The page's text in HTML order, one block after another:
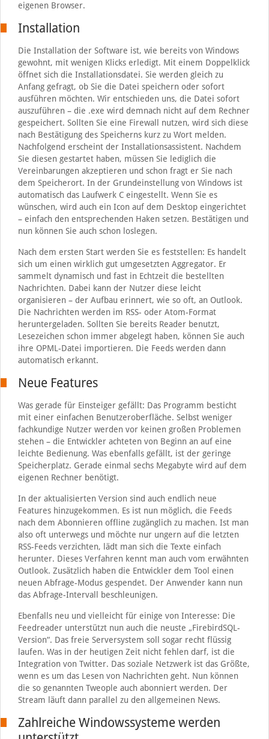
eigenen Browser.
Installation
Die Installation der Software ist, wie bereits von Windows
gewohnt, mit wenigen Klicks erledigt. Mit einem Doppelklick
öffnet sich die Installationsdatei. Sie werden gleich zu
Anfang gefragt, ob Sie die Datei speichern oder sofort
ausführen möchten. Wir entschieden uns, die Datei sofort
auszuführen – die .exe wird demnach nicht auf dem Rechner
gespeichert. Sollten Sie eine Firewall nutzen, wird sich diese
nach Bestätigung des Speicherns kurz zu Wort melden.
Nachfolgend erscheint der Installationsassistent. Nachdem
Sie diesen gestartet haben, müssen Sie lediglich die
Vereinbarungen akzeptieren und schon fragt er Sie nach
dem Speicherort. In der Grundeinstellung von Windows ist
automatisch das Laufwerk C eingestellt. Wenn Sie es
wünschen, wird auch ein Icon auf dem Desktop eingerichtet
– einfach den entsprechenden Haken setzen. Bestätigen und
nun können Sie auch schon loslegen.
Nach dem ersten Start werden Sie es feststellen: Es handelt
sich um einen wirklich gut umgesetzten Aggregator. Er
sammelt dynamisch und fast in Echtzeit die bestellten
Nachrichten. Dabei kann der Nutzer diese leicht
organisieren – der Aufbau erinnert, wie so oft, an Outlook.
Die Nachrichten werden im RSS- oder Atom-Format
heruntergeladen. Sollten Sie bereits Reader benutzt,
Lesezeichen schon immer abgelegt haben, können Sie auch
ihre OPML-Datei importieren. Die Feeds werden dann
automatisch erkannt.
Neue Features
Was gerade für Einsteiger gefällt: Das Programm besticht
mit einer einfachen Benutzeroberfläche. Selbst weniger
fachkundige Nutzer werden vor keinen großen Problemen
stehen – die Entwickler achteten von Beginn an auf eine
leichte Bedienung. Was ebenfalls gefällt, ist der geringe
Speicherplatz. Gerade einmal sechs Megabyte wird auf dem
eigenen Rechner benötigt.
In der aktualisierten Version sind auch endlich neue
Features hinzugekommen. Es ist nun möglich, die Feeds
nach dem Abonnieren offline zugänglich zu machen. Ist man
also oft unterwegs und möchte nur ungern auf die letzten
RSS-Feeds verzichten, lädt man sich die Texte einfach
herunter. Dieses Verfahren kennt man auch vom erwähnten
Outlook. Zusätzlich haben die Entwickler dem Tool einen
neuen Abfrage-Modus gespendet. Der Anwender kann nun
das Abfrage-Intervall beschleunigen.
Ebenfalls neu und vielleicht für einige von Interesse: Die
Feedreader unterstützt nun auch die neuste „FirebirdSQL-
Version“. Das freie Serversystem soll sogar recht flüssig
laufen. Was in der heutigen Zeit nicht fehlen darf, ist die
Integration von Twitter. Das soziale Netzwerk ist das Größte,
wenn es um das Lesen von Nachrichten geht. Nun können
die so genannten Tweople auch abonniert werden. Der
Stream läuft dann parallel zu den allgemeinen News.
Zahlreiche Windowssysteme werden